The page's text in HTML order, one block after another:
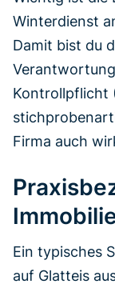
Winterdienst
Damit bist du
Kontrollpflicht
Firma auch
Ein typisches
auf Glatteis